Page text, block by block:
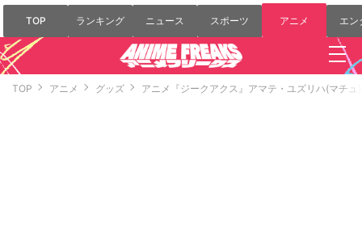
TOP ランキング ニュース スポーツ アニメ エン
TOP アニメ グッズ アニメ『ジークアクス』アマテ・ユズリハ(マチ